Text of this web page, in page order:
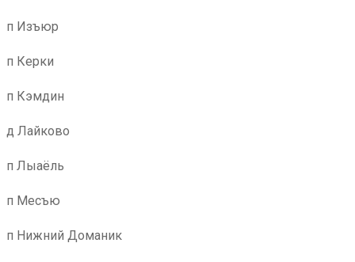
п Изъюр
п Керки
п Кэмдин
д Лайково
п Лыаёль
п Месъю
п Нижний Доманик